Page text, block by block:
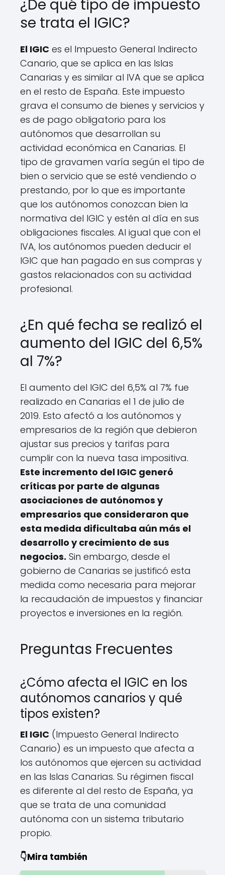
¿De qué tipo de impuesto
se trata el IGIC?
El IGIC es el Impuesto General Indirecto
Canario, que se aplica en las Islas
Canarias y es similar al IVA que se aplica
en el resto de España. Este impuesto
grava el consumo de bienes y servicios y
es de pago obligatorio para los
autónomos que desarrollan su
actividad económica en Canarias. El
tipo de gravamen varía según el tipo de
bien o servicio que se esté vendiendo o
prestando, por lo que es importante
que los autónomos conozcan bien la
normativa del IGIC y estén al día en sus
obligaciones fiscales. Al igual que con el
IVA, los autónomos pueden deducir el
IGIC que han pagado en sus compras y
gastos relacionados con su actividad
profesional.
¿En qué fecha se realizó el
aumento del IGIC del 6,5%
al 7%?
El aumento del IGIC del 6,5% al 7% fue
realizado en Canarias el 1 de julio de
2019. Esto afectó a los autónomos y
empresarios de la región que debieron
ajustar sus precios y tarifas para
cumplir con la nueva tasa impositiva.
Este incremento del IGIC generó
críticas por parte de algunas
asociaciones de autónomos y
empresarios que consideraron que
esta medida dificultaba aún más el
desarrollo y crecimiento de sus
negocios. Sin embargo, desde el
gobierno de Canarias se justificó esta
medida como necesaria para mejorar
la recaudación de impuestos y financiar
proyectos e inversiones en la región.
Preguntas Frecuentes
¿Cómo afecta el IGIC en los
autónomos canarios y qué
tipos existen?
El IGIC (Impuesto General Indirecto
Canario) es un impuesto que afecta a
los autónomos que ejercen su actividad
en las Islas Canarias. Su régimen fiscal
es diferente al del resto de España, ya
que se trata de una comunidad
autónoma con un sistema tributario
propio.
👇Mira también